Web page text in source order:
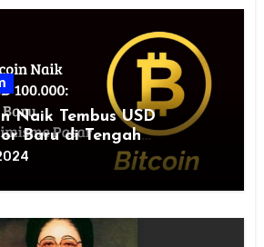
Naik Tembus USD
Baru di Tengah